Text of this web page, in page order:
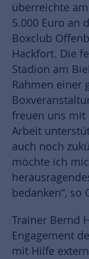
überreichte
5.000 Euro an
Boxclub
Hackfort. Die
Stadion am
Rahmen einer
freuen uns mit
Arbeit
auch noch
möchte ich
bedanken“, so
Trainer Bernd
Engagement
mit Hilfe